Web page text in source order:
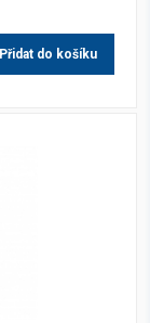
Přidat do košíku